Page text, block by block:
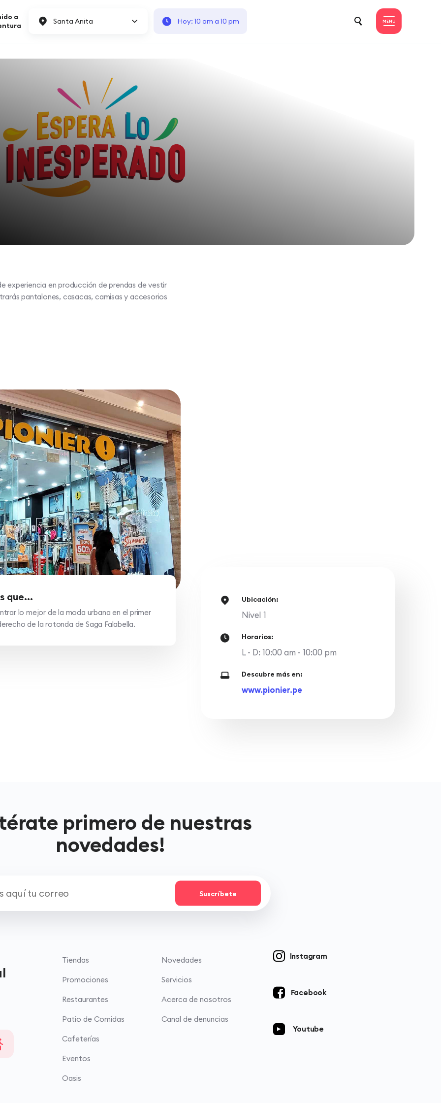
a
Santa Anita Hoy: 10 am a 10 pm MENU
experiencia en producción de prendas de vestir
pantalones, casacas, camisas y accesorios
que...
lo mejor de la moda urbana en el primer
de la rotonda de Saga Falabella.
Ubicación:
Nivel 1
Horarios:
L - D: 10:00 am - 10:00 pm
Descubre más en:
www.pionier.pe
primero de nuestras
novedades!
Suscríbete
Tiendas
Promociones
Restaurantes
Patio de Comidas
Cafeterías
Eventos
Oasis
Novedades
Servicios
Acerca de nosotros
Canal de denuncias
Instagram
Facebook
Youtube